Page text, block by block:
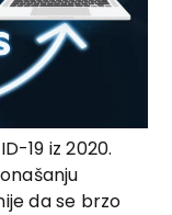
19 iz 2020.
da se brzo